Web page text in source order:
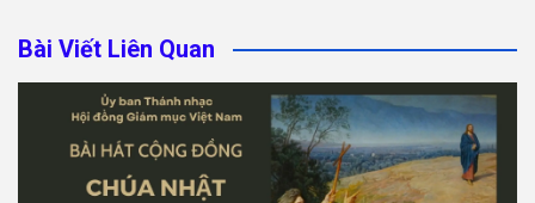
Bài Viết Liên Quan